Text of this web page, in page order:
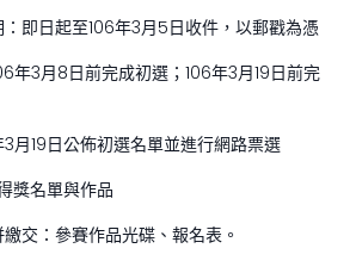
即日起至106年3月5日收件，以郵戳為憑
年3月8日前完成初選；106年3月19日前完
月19日公佈初選名單並進行網路票選
獎名單與作品
交：參賽作品光碟、報名表。